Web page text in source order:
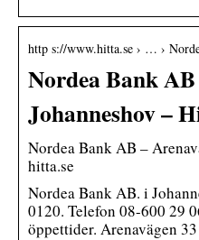
http s://www.hitta.se › … ›
Nordea Bank
Johanneshov –
Nordea Bank AB –
hitta.se
Nordea Bank AB. i
0120. Telefon 08-600 29
öppettider. Arenavägen